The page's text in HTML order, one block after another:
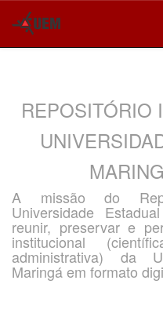
REPOSITÓRIO
A missão do
Universidade
reunir, preservar e
institucional
administrativa) da
Maringá em formato